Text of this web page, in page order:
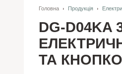
Головна Продукція
DG-
ТА